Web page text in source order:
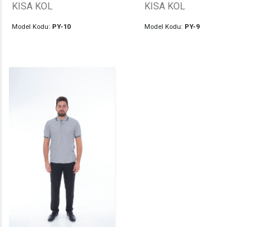
KISA KOL
Model Kodu: PY-10
KISA KOL
Model Kodu: PY-9